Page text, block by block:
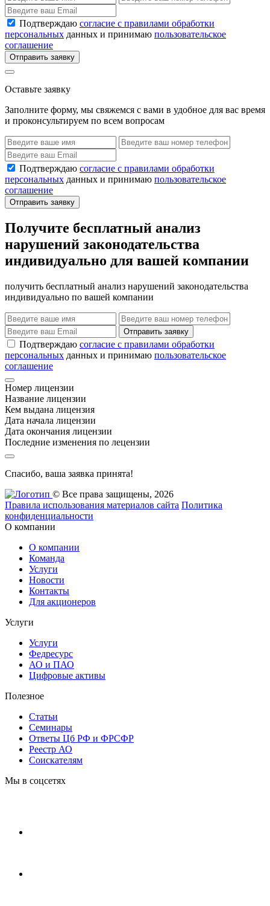
Подтверждаю согласие с правилами обработки
персональных данных и принимаю пользовательское
соглашение
Отправить заявку
Оставьте заявку
Заполните форму, мы свяжемся с вами в удобное для вас время
и проконсультируем по всем вопросам
Подтверждаю согласие с правилами обработки
персональных данных и принимаю пользовательское
соглашение
Отправить заявку
Получите бесплатный анализ
нарушений законодательства
индивидуально для вашей компании
получить бесплатный анализ нарушений законодательства
индивидуально по вашей компании
Отправить заявку
Подтверждаю согласие с правилами обработки
персональных данных и принимаю пользовательское
соглашение
Номер лицензии
Название лицензии
Кем выдана лицензия
Дата начала лицензии
Дата окончания лицензии
Последние изменения по лецензии
Спасибо, ваша заявка принята!
© Все права защищены, 2026
Правила использования материалов сайта Политика
конфиденциальности
О компании
О компании
Команда
Услуги
Новости
Контакты
Для акционеров
Услуги
Услуги
Федресурс
АО и ПАО
Цифровые активы
Полезное
Статьи
Cеминары
Ответы Цб РФ и ФРСФР
Реестр АО
Соискателям
Мы в соцсетях